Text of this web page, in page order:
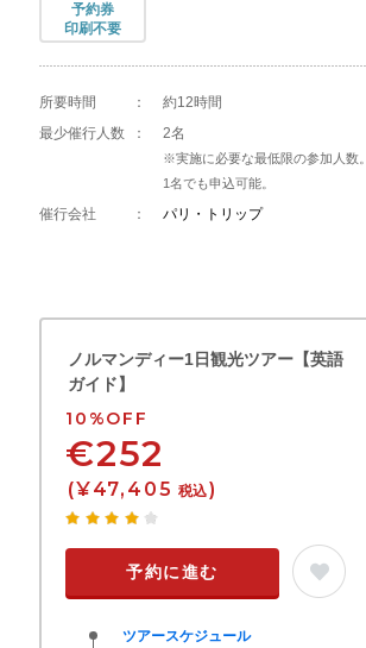
予約券
印刷不要
所要時間 ：
約12時間
最少催行人数
： 2名
※実施に必要な最低限の参加人数。
1名でも申込可能。
催行会社 ： パリ・トリップ
ノルマンディー1日観光ツアー【英語
ガイド】
10%OFF
€252
(¥47,405 税込)
予約に進む
ツアースケジュール